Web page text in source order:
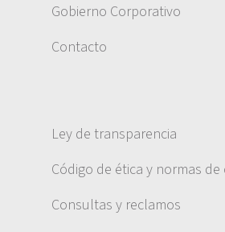
Gobierno Corporativo
Contacto
Ley de transparencia
Código de ética y normas
Consultas y reclamos